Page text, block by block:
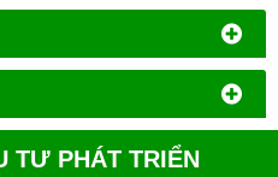
TƯ PHÁT TRIỂN